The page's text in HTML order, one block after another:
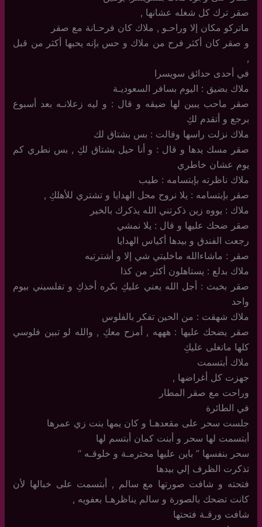
صقر ترك كل شغله عشانها ,
ماتركو مكان إلا وراحـو , ملاك كان فرحـانة مع صقر
و صقر كان أكثر فرح من ملاك و حس بإنه يحبها أكثر من قبل
,
في أحدى حدائق سويسرا
ملاك بضيق : اليوم بسافر السعوديـة
صقر ماحب يبين لها ضيقه و قال : و ليه زعلانـه بعد أسبوع
برجع و أتقدم لكِ
ملاك نزلت راسها وقالت : بس بشتاق لك
صقر مسك يدها و قال : و أنا حيل بشتاق لكِ , بس نطري كم
يوم عشان خاطري
ملاك ناظرته بإبتسامه : طيب
صقر بإبتسامه : يلا نروح محل الهدايا و تشتري للأهلكِ ,
ملاك : يووه زين ذكرتني الله يذكرك بالخير
صقر ضحك عليها و قال : يلا نمشي
رجعت الفندق و بيدها أكياس الهدايا
صقر : ماشاءالله ماخليتي شي إلا و أشترتيه
ملاك بدلع : يستاهلون أكثر من كذا
صقر بخبث : أجل الله يعني عليكِ بكره أخذكِ و تفلسيني بيوم
واحد
ملاك شهقت : من الحين تفكر بالفلوس
صقر يضحك عليها : هههه , أمزح معكِ , والله لو تبين فلوسي
كلها ماتغلى عليكِ
ملاك أبتسمت
جهزت كل أغراضها ,
وراحت مع صقر المطار
في الطائرة
جلست سحر على مقعدهـا و كان يمها بنت زي عمرها
أبتسمت لها سحر و أبنت كمان أبتسم لها
سحر بنفسها ” باين عليها محترمـة و خلوقـه “
تذكرت الظرف إلي بيدها
فتحته و شافت صورتها مع سالم , أبتسمت على خبالها لأن
كانت تضحك بالصورة و سالم يناظرهـا بعفويه ,
شافت ورقـة فتحتها